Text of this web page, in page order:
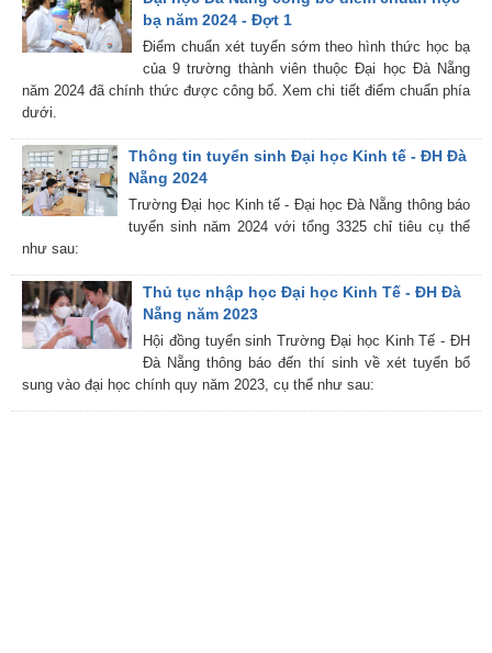
bạ năm 2024 - Đợt 1
Điểm chuẩn xét tuyển sớm theo hình thức học bạ
của 9 trường thành viên thuộc Đại học Đà Nẵng
năm 2024 đã chính thức được công bố. Xem chi tiết điểm chuẩn phía
dưới.
Thông tin tuyển sinh Đại học Kinh tế - ĐH Đà
Nẵng 2024
Trường Đại học Kinh tế - Đại học Đà Nẵng thông báo
tuyển sinh năm 2024 với tổng 3325 chỉ tiêu cụ thể
như sau:
Thủ tục nhập học Đại học Kinh Tế - ĐH Đà
Nẵng năm 2023
Hội đồng tuyển sinh Trường Đại học Kinh Tế - ĐH
Đà Nẵng thông báo đến thí sinh về xét tuyển bổ
sung vào đại học chính quy năm 2023, cụ thể như sau: